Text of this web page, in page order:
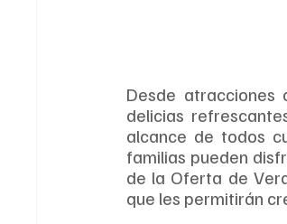
Desde atracciones
delicias
alcance de todos
familias pueden
de la Oferta de
que les permitirán